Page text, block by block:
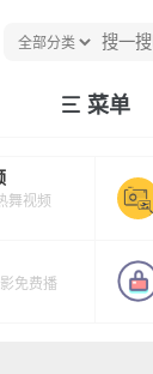
菜单
舞视频
免费播